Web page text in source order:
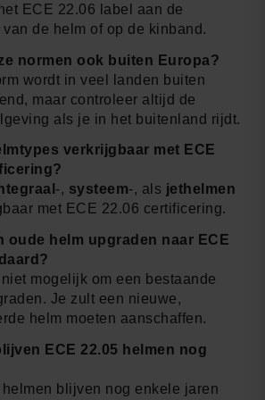
ECE 22.06 label aan de
van de helm of op de kinband.
normen ook buiten Europa?
wordt in veel landen buiten
maar controleer altijd de
als je in het buitenland rijdt.
verkrijgbaar met ECE
-, systeem-, als jethelmen
met ECE 22.06 certificering.
oude helm upgraden naar ECE
mogelijk om een bestaande
Je zult een nieuwe,
helm moeten aanschaffen.
ECE 22.05 helmen nog
helmen blijven nog enkele jaren